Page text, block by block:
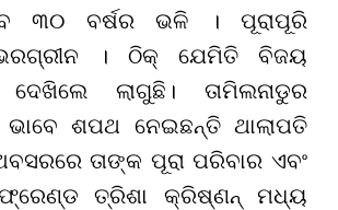
୩୦ ବର୍ଷର ଭଳି । ପୂରାପୂରି
। ଠିକ୍ ଯେମିତି ବିଜୟ
ଦେଖିଲେ ଲାଗୁଛି। ତାମିଲନାଡୁର
ଶପଥ ନେଇଛନ୍ତି ଥାଲାପତି
ତାଙ୍କ ପୂରା ପରିବାର ଏବଂ
ତ୍ରିଶା କ୍ରିଷ୍ଣନ୍ ମଧ୍ୟ